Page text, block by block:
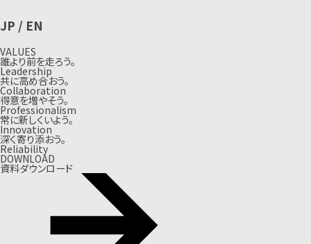
JP / EN
VALUES
誰より前を走ろう。
Leadership
共に高め合おう。
Collaboration
得意を増やそう。
Professionalism
常に新しくいよう。
Innovation
深く寄り添おう。
Reliability
DOWNLOAD
資料ダウンロード